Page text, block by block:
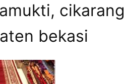
cikarang
bekasi